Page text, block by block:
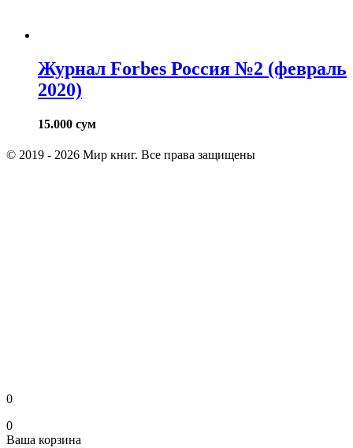
Журнал Forbes Россия №2 (февраль
2020)
15.000 сум
© 2019 - 2026 Мир книг. Все права защищены
0
0
Ваша корзина